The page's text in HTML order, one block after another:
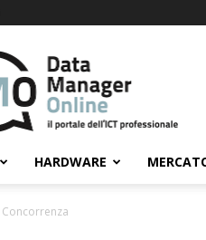
Data
Manager
Online
HARDWARE
Concorrenza